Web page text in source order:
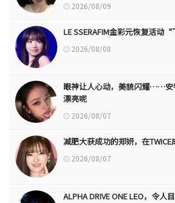
2026/08/09
LE SSERAFIM金彩元恢复活动
2026/08/08
眼神让人心动，美貌闪耀……安
漂亮呢
2026/08/07
减肥大获成功的郑妍，在TWICE
2026/08/07
ALPHA DRIVE ONE LEO，令人